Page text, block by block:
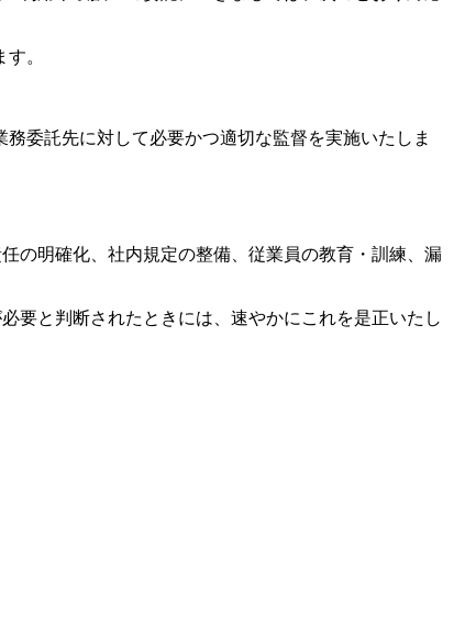
。
委託先に対して必要かつ適切な監督を実施いたしま
の明確化、社内規定の整備、従業員の教育・訓練、漏
要と判断されたときには、速やかにこれを是正いたし